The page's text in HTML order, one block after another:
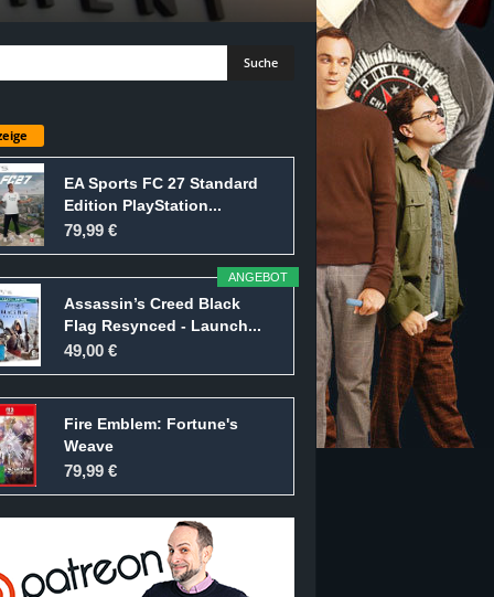
EA Sports FC 27 Standard
Edition PlayStation...
79,99 €
ANGEBOT
Assassin’s Creed Black
Flag Resynced - Launch...
49,00 €
Fire Emblem: Fortune's
Weave
79,99 €